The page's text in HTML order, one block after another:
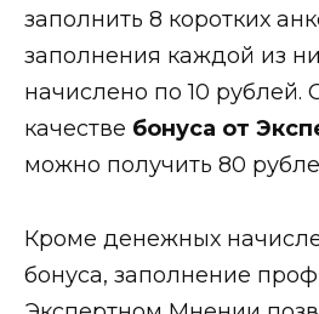
заполнить 8 коротких
заполнения каждой из
начислено по 10 рублей.
качестве бонуса от
можно получить 80
Кроме денежных
бонуса, заполнение